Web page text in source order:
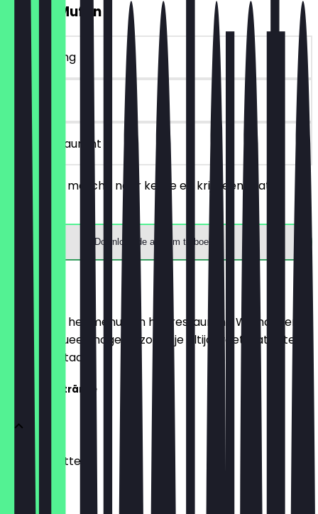
GRATIS Muffin
~€ 4 korting
90 dagen
in het restaurant
Bestel een matcha naar keuze en krijg een gratis
muffin.
Download de app om te boeken
Menu
Hier vind je het menu van het restaurant. We houden
het zo actueel mogelijk, zodat je altijd weet wat je te
wachten staat.
Matcha Getränke
Matcha Latte
€ 4,70